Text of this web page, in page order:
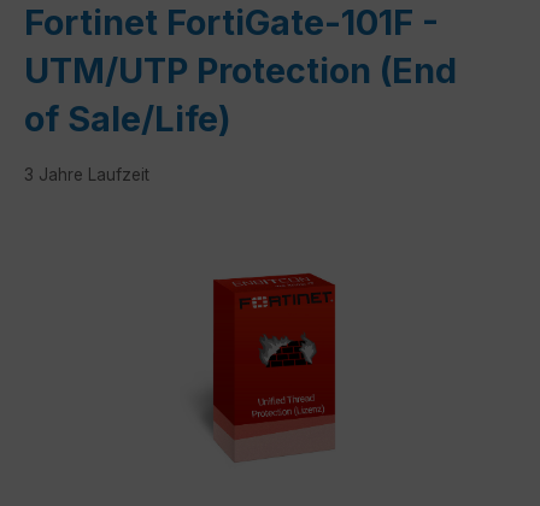
Fortinet FortiGate-101F -
UTM/UTP Protection (End
of Sale/Life)
3 Jahre Laufzeit